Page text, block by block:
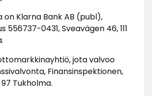
on Klarna Bank AB (publ),
556737-0431, Sveavägen 46, 111
jota valvoo
Finansinspektionen,
97 Tukholma.